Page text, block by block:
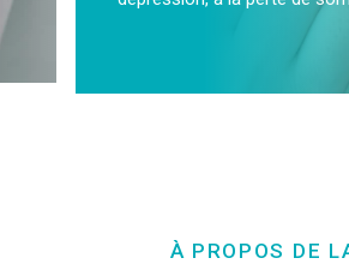
À PROPOS DE